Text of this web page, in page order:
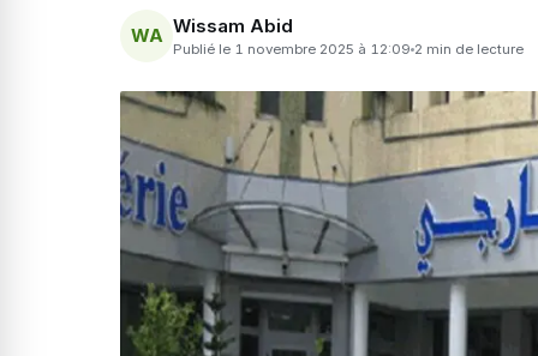
WA Wissam Abid
Publié le 1 novembre 2025 à 12:09 2 min de lecture